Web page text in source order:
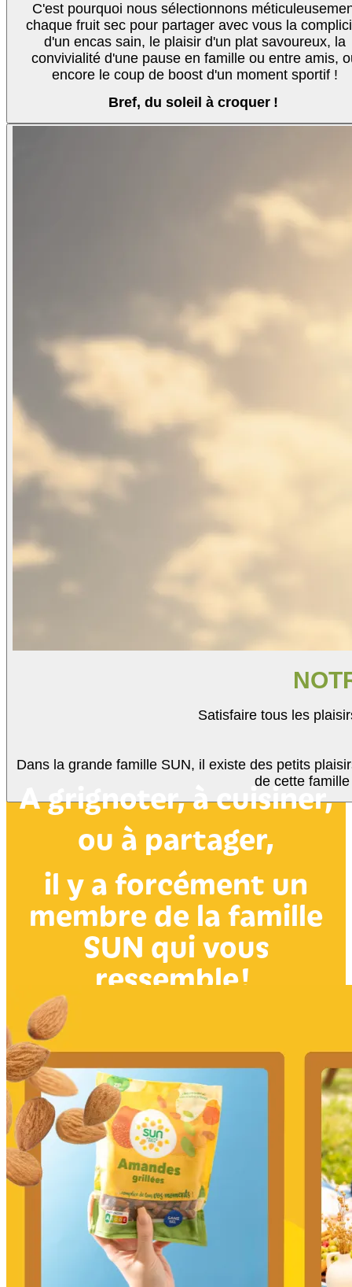
C'est pourquoi nous sélectionnons
chaque fruit sec pour partager avec vous la
d'un encas sain, le plaisir d'un plat savoureux, la
convivialité d'une pause en famille ou entre amis,
encore le coup de boost d'un moment sportif !
Bref, du soleil à croquer !
Satisfaire tous les
Dans la grande famille SUN, il existe des petits
de cette
A grignoter, à cuisiner,
ou à partager,
il y a forcément un
membre de la famille
SUN qui vous
ressemble !